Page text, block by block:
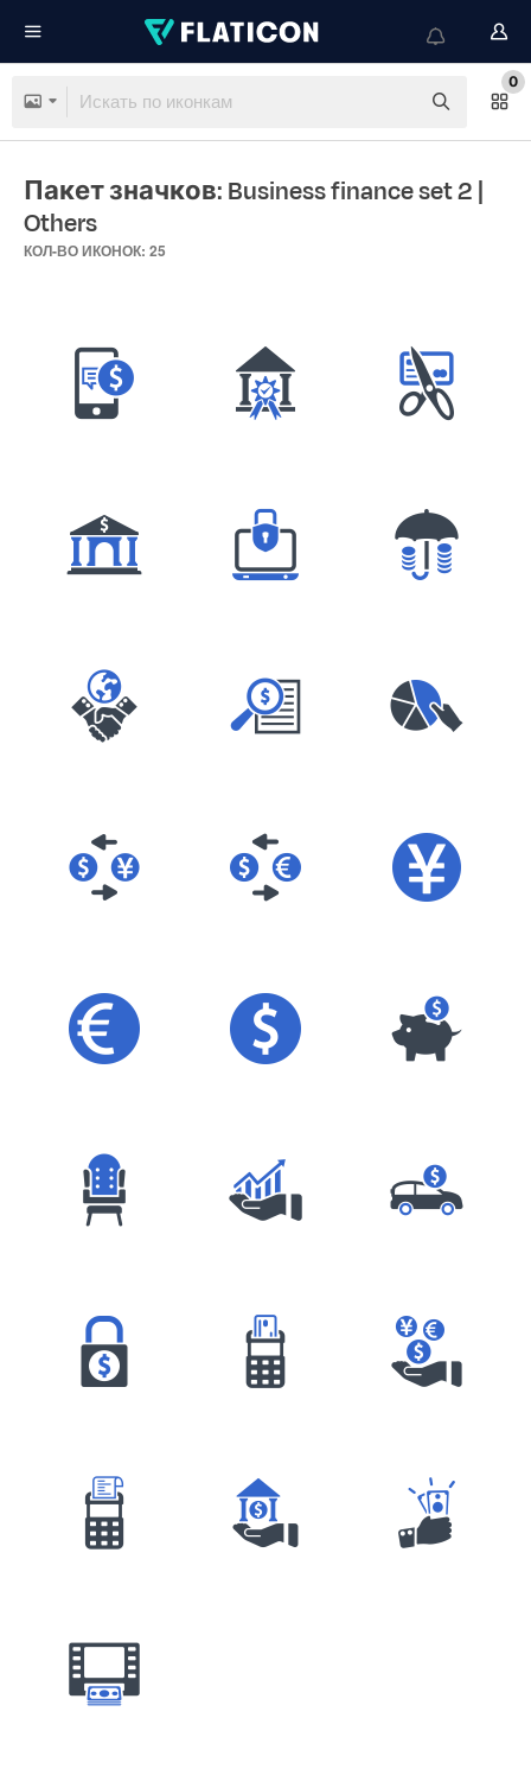
0
Пакет значков: Business finance set 2 |
Others
КОЛ-ВО ИКОНОК: 25